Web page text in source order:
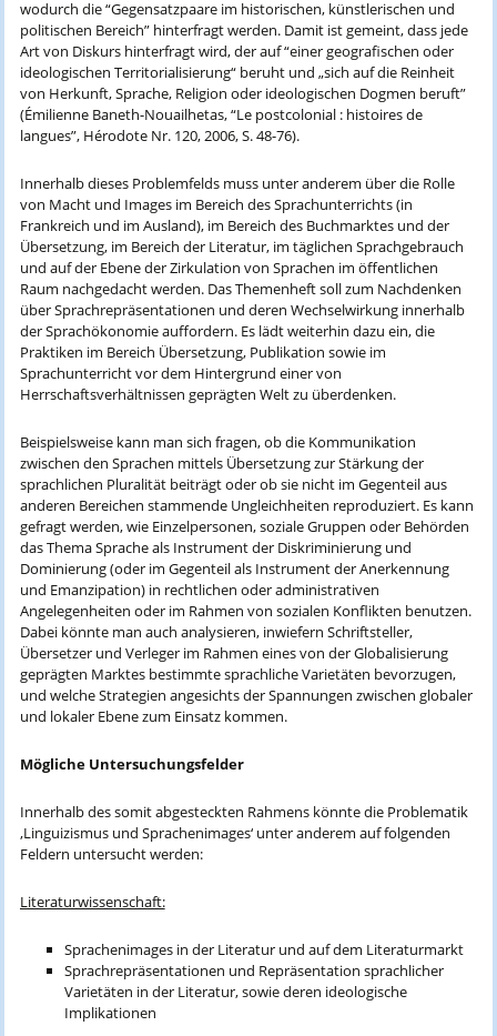
wodurch die “Gegensatzpaare im historischen, künstlerischen und
politischen Bereich” hinterfragt werden. Damit ist gemeint, dass jede
Art von Diskurs hinterfragt wird, der auf “einer geografischen oder
ideologischen Territorialisierung“ beruht und „sich auf die Reinheit
von Herkunft, Sprache, Religion oder ideologischen Dogmen beruft”
(Émilienne Baneth-Nouailhetas, “Le postcolonial : histoires de
langues”, Hérodote Nr. 120, 2006, S. 48-76).
Innerhalb dieses Problemfelds muss unter anderem über die Rolle
von Macht und Images im Bereich des Sprachunterrichts (in
Frankreich und im Ausland), im Bereich des Buchmarktes und der
Übersetzung, im Bereich der Literatur, im täglichen Sprachgebrauch
und auf der Ebene der Zirkulation von Sprachen im öffentlichen
Raum nachgedacht werden. Das Themenheft soll zum Nachdenken
über Sprachrepräsentationen und deren Wechselwirkung innerhalb
der Sprachökonomie auffordern. Es lädt weiterhin dazu ein, die
Praktiken im Bereich Übersetzung, Publikation sowie im
Sprachunterricht vor dem Hintergrund einer von
Herrschaftsverhältnissen geprägten Welt zu überdenken.
Beispielsweise kann man sich fragen, ob die Kommunikation
zwischen den Sprachen mittels Übersetzung zur Stärkung der
sprachlichen Pluralität beiträgt oder ob sie nicht im Gegenteil aus
anderen Bereichen stammende Ungleichheiten reproduziert. Es kann
gefragt werden, wie Einzelpersonen, soziale Gruppen oder Behörden
das Thema Sprache als Instrument der Diskriminierung und
Dominierung (oder im Gegenteil als Instrument der Anerkennung
und Emanzipation) in rechtlichen oder administrativen
Angelegenheiten oder im Rahmen von sozialen Konflikten benutzen.
Dabei könnte man auch analysieren, inwiefern Schriftsteller,
Übersetzer und Verleger im Rahmen eines von der Globalisierung
geprägten Marktes bestimmte sprachliche Varietäten bevorzugen,
und welche Strategien angesichts der Spannungen zwischen globaler
und lokaler Ebene zum Einsatz kommen.
Mögliche Untersuchungsfelder
Innerhalb des somit abgesteckten Rahmens könnte die Problematik
‚Linguizismus und Sprachenimages‘ unter anderem auf folgenden
Feldern untersucht werden:
Literaturwissenschaft:
Sprachenimages in der Literatur und auf dem Literaturmarkt
Sprachrepräsentationen und Repräsentation sprachlicher
Varietäten in der Literatur, sowie deren ideologische
Implikationen